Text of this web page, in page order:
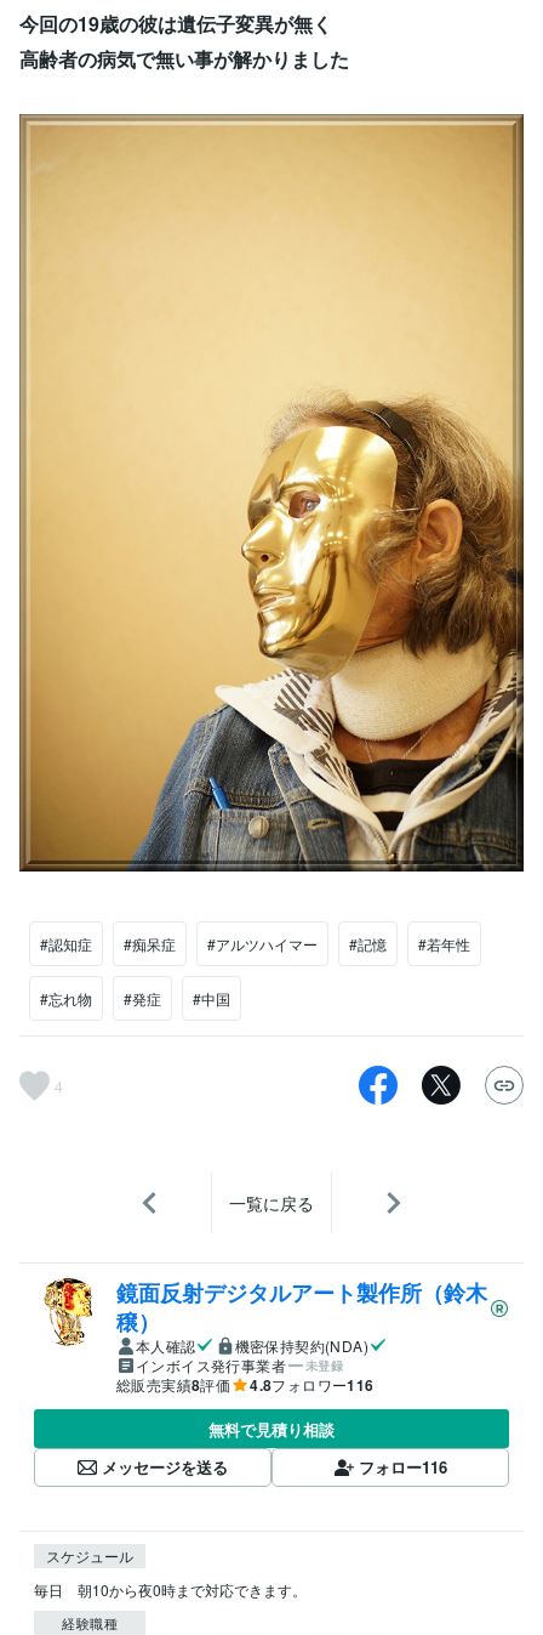
今回の19歳の彼は遺伝子変異が無く
高齢者の病気で無い事が解かりました
#認知症 #痴呆症 #アルツハイマー #記憶 #若年性
#忘れ物 #発症 #中国
4
一覧に戻る
鏡面反射デジタルアート製作所（鈴木
穣）
本人確認
機密保持契約(NDA)
インボイス発行事業者
未登録
総販売実績8評価 4.8フォロワー116
無料で見積り相談
メッセージを送る
フォロー116
スケジュール
毎日　朝10から夜0時まで対応できます。
経験職種